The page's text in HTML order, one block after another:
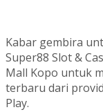
Kabar gembira
Super88 Slot &
Mall Kopo untuk
terbaru dari
Play.